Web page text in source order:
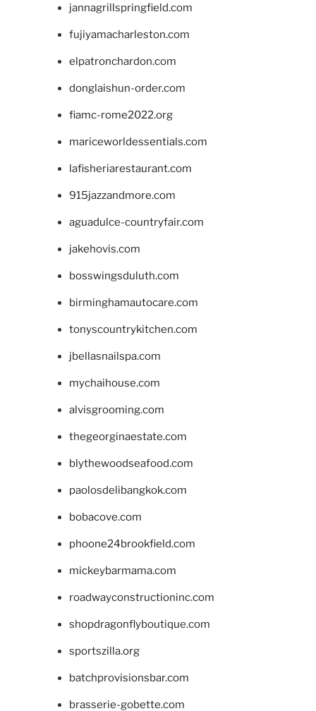
jannagrillspringfield.com
fujiyamacharleston.com
elpatronchardon.com
donglaishun-order.com
fiamc-rome2022.org
mariceworldessentials.com
lafisheriarestaurant.com
915jazzandmore.com
aguadulce-countryfair.com
jakehovis.com
bosswingsduluth.com
birminghamautocare.com
tonyscountrykitchen.com
jbellasnailspa.com
mychaihouse.com
alvisgrooming.com
thegeorginaestate.com
blythewoodseafood.com
paolosdelibangkok.com
bobacove.com
phoone24brookfield.com
mickeybarmama.com
roadwayconstructioninc.com
shopdragonflyboutique.com
sportszilla.org
batchprovisionsbar.com
brasserie-gobette.com